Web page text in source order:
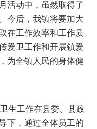
活动中，虽然取得了
今后，我镇将要加大
在工作效率和工作质
爱卫工作和开展镇爱
为全镇人民的身体健
生工作在县委、县政
下，通过全体员工的